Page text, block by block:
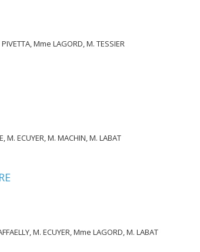
Mme LAGORD, M. TESSIER
ECUYER, M. MACHIN, M. LABAT
M. ECUYER, Mme LAGORD, M. LABAT